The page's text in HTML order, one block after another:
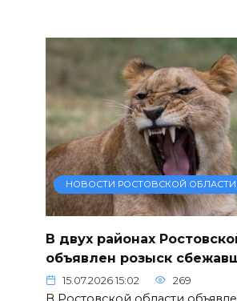
НОВОСТИ РОСТОВСКОЙ ОБЛАСТИ
В двух районах
объявлен розыск
15.07.2026 15:02 269